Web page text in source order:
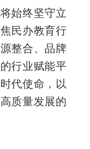
始终坚守立
民办教育行
整合、品牌
行业赋能平
代使命，以
质量发展的